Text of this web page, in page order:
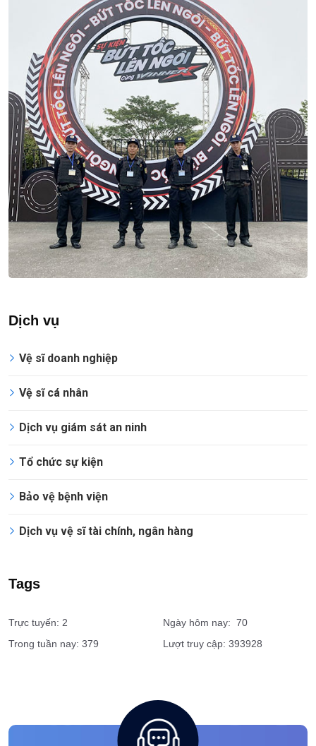
Dịch vụ
Vệ sĩ doanh nghiệp
Vệ sĩ cá nhân
Dịch vụ giám sát an ninh
Trực tuyến: 2
Ngày hôm nay: 70